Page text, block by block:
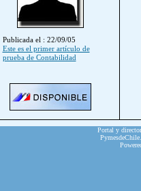
Publicada el : 22/09/05
Este es el primer artículo de
prueba de Contabilidad
Portal y